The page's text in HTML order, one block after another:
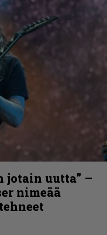
jotain uutta” –
nimeää